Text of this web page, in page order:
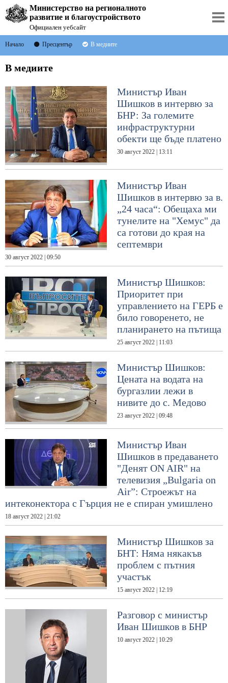
Министерство на регионалното
развитие и благоустройството
Официален уебсайт
Начало Пресцентър В медиите
В медиите
Министър Иван
Шишков в интервю за
БНР: За големите
инфраструктурни
обекти ще бъде платено
30 август 2022 | 13:11
Министър Иван
Шишков в интервю за в.
„24 часа“: Обещаха ми
тунелите на "Хемус" да
са готови до края на
септември
30 август 2022 | 09:50
Министър Шишков:
Приоритет при
управлението на ГЕРБ е
било говоренето, не
планирането на пътища
25 август 2022 | 11:03
Министър Шишков:
Цената на водата на
бургазлии лежи в
нивите до с. Медово
23 август 2022 | 09:48
Министър Иван
Шишков в предаването
"Денят ON AIR" на
телевизия „Bulgaria on
Air”: Строежът на
интеконектора с Гърция не е спиран умишлено
18 август 2022 | 21:02
Министър Шишков за
БНТ: Няма някакъв
проблем с пътния
участък
15 август 2022 | 12:19
Разговор с министър
Иван Шишков в БНР
10 август 2022 | 10:29